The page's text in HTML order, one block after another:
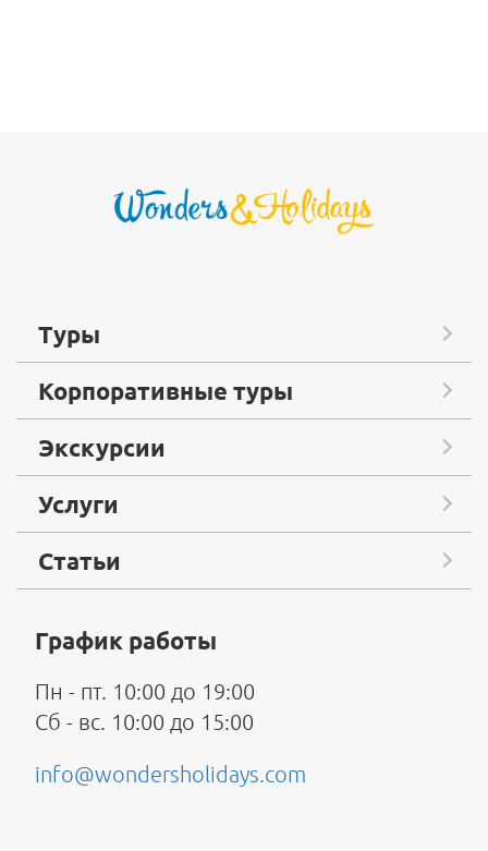
Туры
Корпоративные туры
Экскурсии
Услуги
Статьи
График работы
Пн - пт. 10:00 до 19:00
Сб - вс. 10:00 до 15:00
info@wondersholidays.com